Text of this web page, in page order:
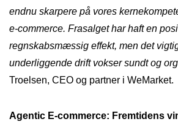
endnu skarpere på vores
e-commerce. Frasalget har haft en
regnskabsmæssig effekt, men det
underliggende drift vokser sundt og
Troelsen, CEO og partner i WeMarket.
Agentic E-commerce: Fremtidens